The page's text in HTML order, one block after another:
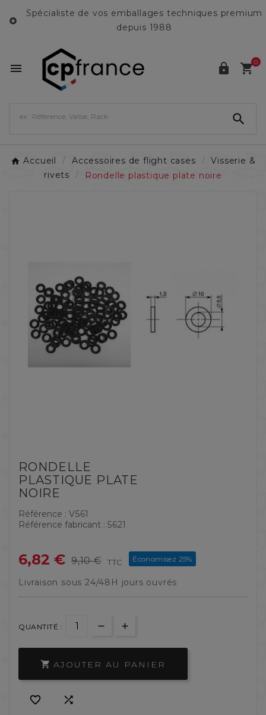

Spécialiste de vos emballages techniques premium
depuis 1988
  0

Accueil Accessoires de flight cases
Visserie &
rivets
Rondelle plastique plate noire
RONDELLE
PLASTIQUE PLATE
NOIRE
Référence : V561
Référence fabricant : 5621
6,82 € 9,10 € TTC Économisez 25%
Livraison sous 24/48H jours ouvrés
QUANTITÉ :
 AJOUTER AU PANIER
 